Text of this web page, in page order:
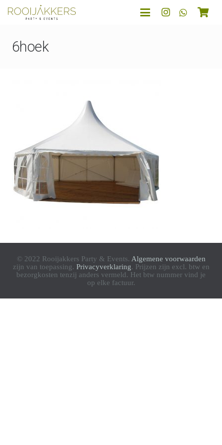
6hoek
© 2022 Rooijakkers Party & Events. Algemene voorwaarden
zijn van toepassing. Privacyverklaring. Prijzen zijn excl. btw en
bezorgkosten tenzij anders vermeld. Het btw nummer vind je
op elke factuur.